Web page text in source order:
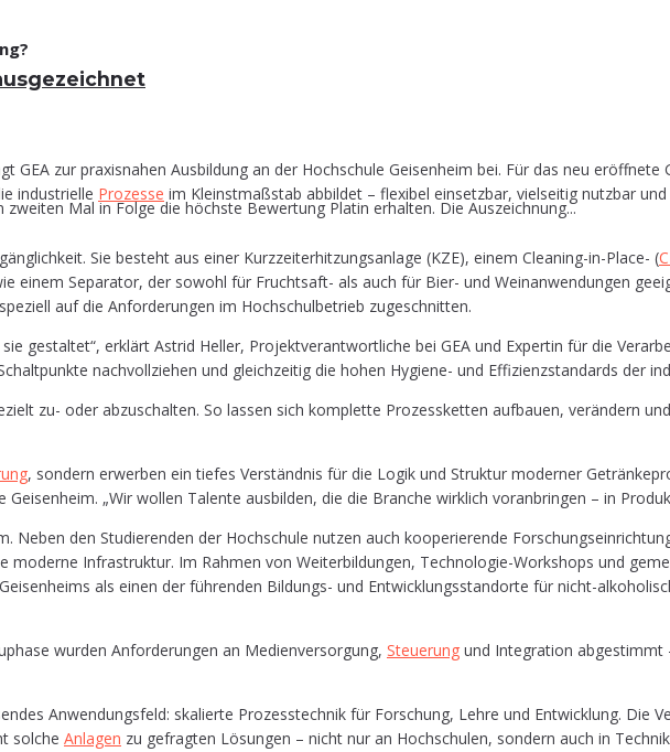
Mal in Folge die höchste Bewertung Platin erhalten. Die Auszeichnung...
GEA zur pra­xis­na­hen Aus­bil­dung an der Hoch­schu­le Gei­sen­heim bei. Für das neu
indus­tri­el­le Pro­zes­se im Kleinst­maß­stab abbil­det – fle­xi­bel ein­setz­bar, viel­sei­tig nutz­bar
Sie besteht aus einer Kurz­zei­t­er­hit­zungs­an­la­ge (KZE), einem Clea­ning-in-Place- (
einem Sepa­ra­tor, der sowohl für Frucht­saft- als auch für Bier- und Wein­an­wen­dun­gen
auf die Anfor­de­run­gen im Hoch­schul­be­trieb zugeschnitten.
gestal­tet“, erklärt Astrid Hel­ler, Pro­jekt­ver­ant­wort­li­che bei GEA und Exper­tin für die
nach­voll­zie­hen und gleich­zei­tig die hohen Hygie­ne- und Effi­zi­enz­stan­dards der
zu- oder abzu­schal­ten. So las­sen sich kom­plet­te Pro­zess­ket­ten auf­bau­en, ver­än­dern
, son­dern erwer­ben ein tie­fes Ver­ständ­nis für die Logik und Struk­tur moder­ner
„Wir wol­len Talen­te aus­bil­den, die die Bran­che wirk­lich vor­an­brin­gen – in
Neben den Stu­die­ren­den der Hoch­schu­le nut­zen auch koope­rie­ren­de
moder­ne Infra­struk­tur. Im Rah­men von Wei­ter­bil­dun­gen, Tech­no­lo­gie-Work­shops und
als einen der füh­ren­den Bil­dungs- und Ent­wick­lungs­stand­or­te für nicht-
wur­den Anfor­de­run­gen an Medi­en­ver­sor­gung, Steue­rung und Inte­gra­ti­on abge­stimmt
Anwen­dungs­feld: ska­lier­te Pro­zess­tech­nik für For­schung, Leh­re und Ent­wick­lung. Die
sol­che Anla­gen zu gefrag­ten Lösun­gen – nicht nur an Hoch­schu­len, son­dern auch in